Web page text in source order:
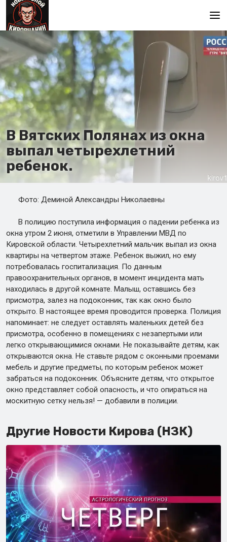
Main
В Вятских Полянах из окна
выпал четырехлетний
ребенок.
Фото: Деминой Александры Николаевны
В полицию поступила информация о падении ребенка из
окна утром 2 июня, отметили в Управлении МВД по
Кировской области. Четырехлетний мальчик выпал из окна
квартиры на четвертом этаже. Ребенок выжил, но ему
потребовалась госпитализация. По данным
правоохранительных органов, в момент инцидента мать
находилась в другой комнате. Малыш, оставшись без
присмотра, залез на подоконник, так как окно было
открыто. В настоящее время проводится проверка. Полиция
напоминает: не следует оставлять маленьких детей без
присмотра, особенно в помещениях с незапертыми или
легко открывающимися окнами. Не показывайте детям, как
открываются окна. Не ставьте рядом с оконными проемами
мебель и другие предметы, по которым ребенок может
забраться на подоконник. Объясните детям, что открытое
окно представляет собой опасность, и что опираться на
москитную сетку нельзя! — добавили в полиции.
Другие Новости Кирова (НЗК)